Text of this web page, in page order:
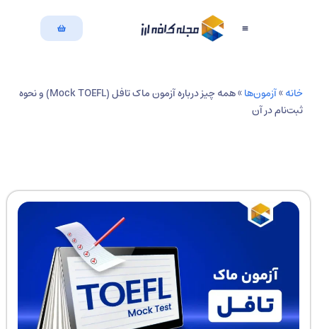
»آزمون‌ها»
همه چیز درباره آزمون ماک تافل (Mock TOEFL) و نحوه
در آن